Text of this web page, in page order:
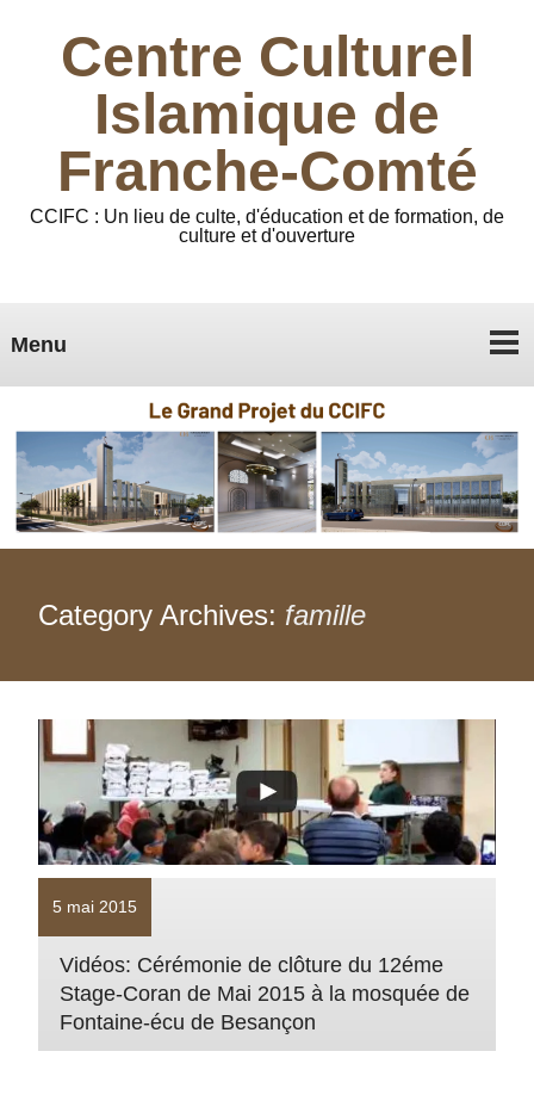
Centre Culturel
Islamique de
Franche-Comté
CCIFC : Un lieu de culte, d'éducation et de formation, de
culture et d'ouverture
Menu
Category Archives: famille
5 mai 2015
Vidéos: Cérémonie de clôture du 12éme
Stage-Coran de Mai 2015 à la ‪mosquée‬ de
Fontaine-écu de ‪Besançon‬